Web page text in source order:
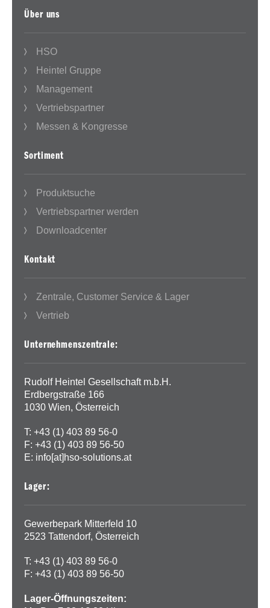
Über uns
HSO
Heintel Gruppe
Management
Vertriebspartner
Messen & Kongresse
Sortiment
Produktsuche
Vertriebspartner werden
Downloadcenter
Kontakt
Zentrale, Customer Service & Lager
Vertrieb
Unternehmenszentrale:
Rudolf Heintel Gesellschaft m.b.H.
Erdbergstraße 166
1030 Wien, Österreich
T: +43 (1) 403 89 56-0
F: +43 (1) 403 89 56-50
E: info[at]hso-solutions.at
Lager:
Gewerbepark Mitterfeld 10
2523 Tattendorf, Österreich
T: +43 (1) 403 89 56-0
F: +43 (1) 403 89 56-50
Lager-Öffnungszeiten: